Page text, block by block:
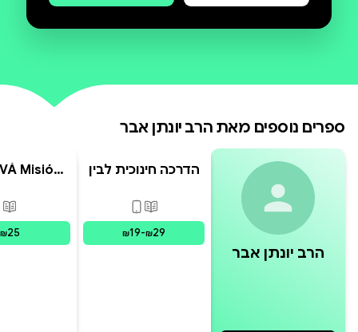
ספרים נוספים מאת הרב יונתן אבר
הרב יונתן אבר
הדרכה חינוכית לבין
הכנה לליל הסדר
פורמטים זמינים
מודפס,
₪19-₪29
Misión
₪25